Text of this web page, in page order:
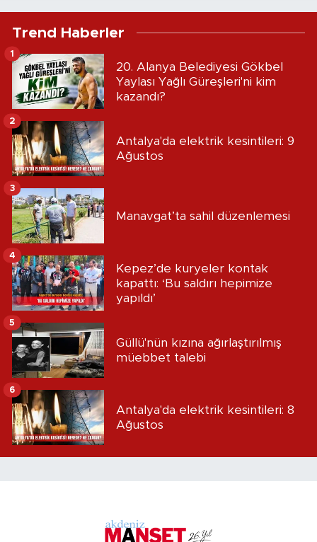
Trend Haberler
20. Alanya Belediyesi Gökbel
Yaylası Yağlı Güreşleri'ni kim
kazandı?
1
Antalya'da elektrik kesintileri: 9
Ağustos
2
Manavgat’ta sahil düzenlemesi
3
Kepez’de kuryeler kontak
kapattı: ‘Bu saldırı hepimize
yapıldı’
4
Güllü'nün kızına ağırlaştırılmış
müebbet talebi
5
Antalya'da elektrik kesintileri: 8
Ağustos
6